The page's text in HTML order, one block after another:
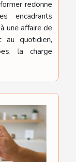
redonne
encadrants
une affaire de
au quotidien,
la charge